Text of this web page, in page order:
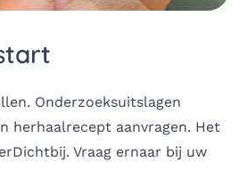
Onderzoeksuitslagen
herhaalrecept aanvragen. Het
Vraag ernaar bij uw